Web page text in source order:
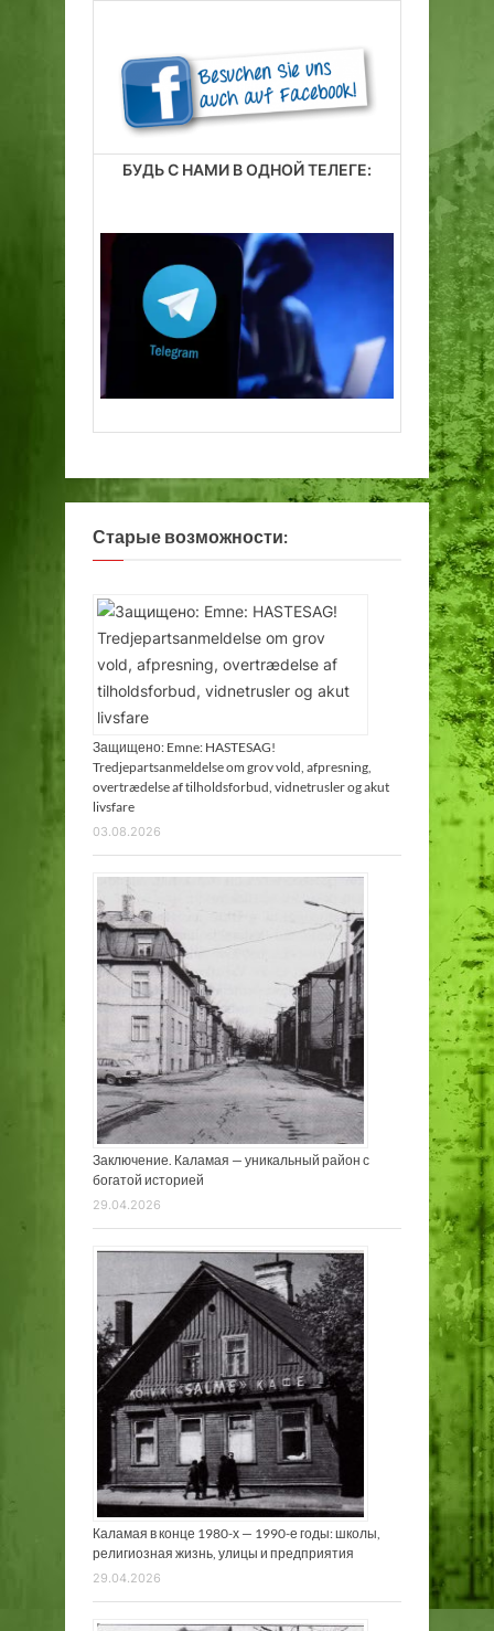
БУДЬ С НАМИ В ОДНОЙ ТЕЛЕГЕ:
Старые возможности:
Защищено: Emne: HASTESAG!
Tredjepartsanmeldelse om grov vold, afpresning,
overtrædelse af tilholdsforbud, vidnetrusler og akut
livsfare
03.08.2026
Заключение. Каламая — уникальный район с
богатой историей
29.04.2026
Каламая в конце 1980-х — 1990-е годы: школы,
религиозная жизнь, улицы и предприятия
29.04.2026